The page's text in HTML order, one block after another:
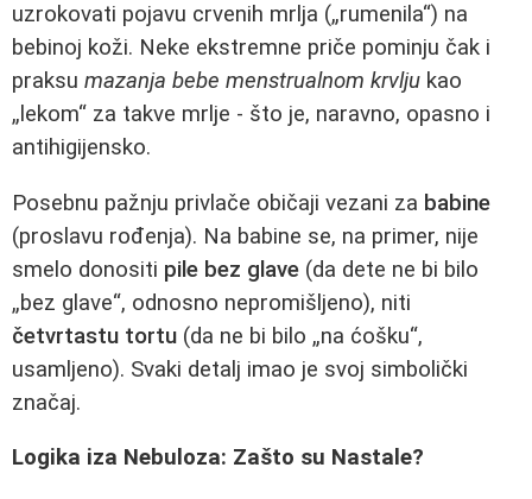
uzrokovati pojavu crvenih mrlja („rumenila“) na
bebinoj koži. Neke ekstremne priče pominju čak i
praksu mazanja bebe menstrualnom krvlju kao
„lekom“ za takve mrlje - što je, naravno, opasno i
antihigijensko.
Posebnu pažnju privlače običaji vezani za babine
(proslavu rođenja). Na babine se, na primer, nije
smelo donositi pile bez glave (da dete ne bi bilo
„bez glave“, odnosno nepromišljeno), niti
četvrtastu tortu (da ne bi bilo „na ćošku“,
usamljeno). Svaki detalj imao je svoj simbolički
značaj.
Logika iza Nebuloza: Zašto su Nastale?